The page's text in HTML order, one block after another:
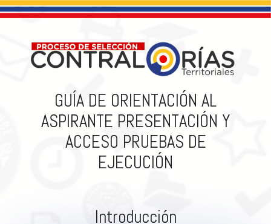
GUÍA DE ORIENTACIÓN AL
ASPIRANTE PRESENTACIÓN Y
ACCESO PRUEBAS DE
EJECUCIÓN
Introducción